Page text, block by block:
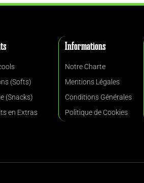
(Softs)
(Snacks)
en Extras
Informations
Notre Charte
Mentions Légales
Conditions Générales
Politique de Cookies